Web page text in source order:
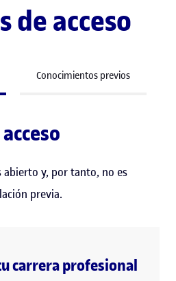
de acceso
Conocimientos previos
abierto y, por tanto, no es
previa.
carrera profesional